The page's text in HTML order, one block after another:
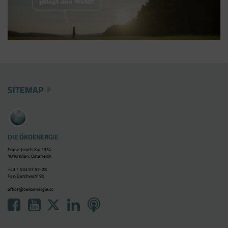
SITEMAP
DIE ÖKOENERGIE
Franz-Josefs Kai 13/4
1010 Wien, Österreich
+43 1 533 07 97-28
Fax-Durchwahl 90
office@oekoenergie.cc
Google Analytics über den Tag Manager
einbinden, werden Cookies gesetzt. Diese
Cookies stammen aber von Google Analytics
und nicht vom Tag Manager selbst.